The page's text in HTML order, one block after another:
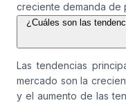
creciente demanda de
¿Cuáles son las
Las tendencias
mercado son la
y el aumento de las